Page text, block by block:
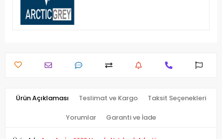
Ürün Açıklaması Teslimat ve Kargo Taksit Seçenekleri
Yorumlar Garanti ve İade